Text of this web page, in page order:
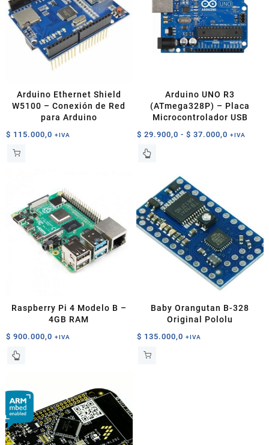
Arduino Ethernet Shield
W5100 – Conexión de Red
para Arduino
$ 115.000,0 +IVA
Arduino UNO R3
(ATmega328P) – Placa
Microcontrolador USB
$ 29.900,0 - $ 37.000,0 Rango
$ 37.000,0
+IVA
Este
múltiples
variantes.
Las
opciones
Raspberry Pi 4 Modelo B –
4GB RAM
$ 900.000,0 +IVA
Baby Orangutan B-328
Original Pololu
$ 135.000,0 +IVA